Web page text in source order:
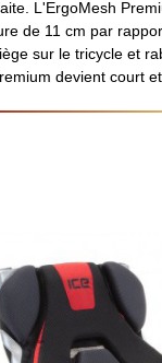
L'ErgoMesh
de 11 cm par
sur le tricycle et
devient court